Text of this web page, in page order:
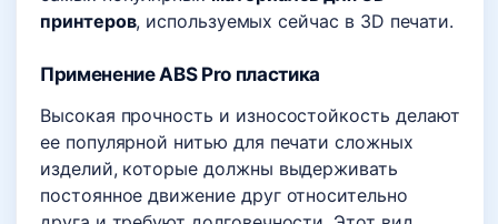
принтеров, используемых сейчас в 3D печати.
Применение ABS Pro пластика
Высокая прочность и износостойкость делают
ее популярной нитью для печати сложных
изделий, которые должны выдерживать
постоянное движение друг относительно